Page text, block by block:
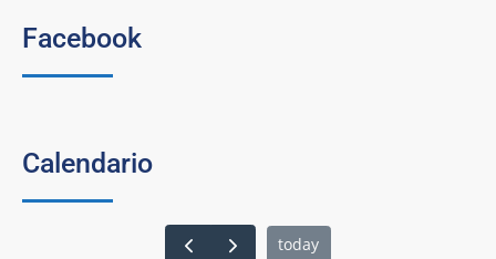
Facebook
Calendario
today